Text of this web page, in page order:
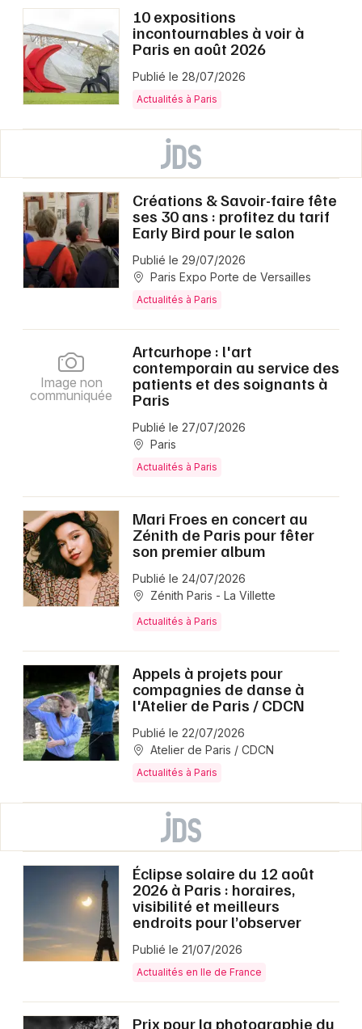
10 expositions
incontournables à voir à
Paris en août 2026
Publié le 28/07/2026
Actualités à Paris
Créations & Savoir-faire fête
ses 30 ans : profitez du tarif
Early Bird pour le salon
Publié le 29/07/2026
Paris Expo Porte de Versailles
Actualités à Paris
Artcurhope : l'art
contemporain au service des
patients et des soignants à
Paris
Publié le 27/07/2026
Paris
Actualités à Paris
Image non
communiquée
Mari Froes en concert au
Zénith de Paris pour fêter
son premier album
Publié le 24/07/2026
Zénith Paris - La Villette
Actualités à Paris
Appels à projets pour
compagnies de danse à
l'Atelier de Paris / CDCN
Publié le 22/07/2026
Atelier de Paris / CDCN
Actualités à Paris
Éclipse solaire du 12 août
2026 à Paris : horaires,
visibilité et meilleurs
endroits pour l’observer
Publié le 21/07/2026
Actualités en Ile de France
Prix pour la photographie du